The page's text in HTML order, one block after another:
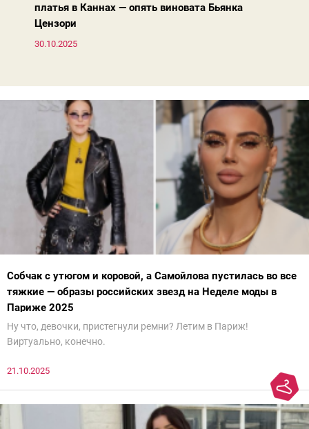
платья в Каннах — опять виновата Бьянка
Цензори
30.10.2025
Собчак с утюгом и коровой, а Самойлова пустилась во все
тяжкие — образы российских звезд на Неделе моды в
Париже 2025
Ну что, девочки, пристегнули ремни? Летим в Париж!
Виртуально, конечно.
21.10.2025